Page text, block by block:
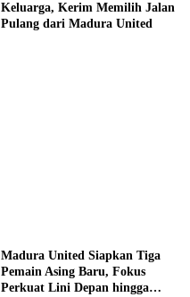
Keluarga, Kerim Memilih Jalan
Pulang dari Madura United
Madura United Siapkan Tiga
Pemain Asing Baru, Fokus
Perkuat Lini Depan hingga